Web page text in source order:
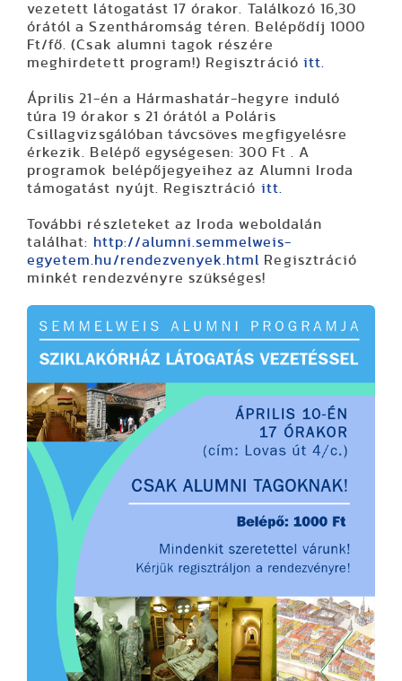
vezetett látogatást 17 órakor. Találkozó 16,30
órától a Szentháromság téren. Belépődíj 1000
Ft/fő. (Csak alumni tagok részére
meghirdetett program!) Regisztráció itt.
Április 21-én a Hármashatár-hegyre induló
túra 19 órakor s 21 órától a Poláris
Csillagvizsgálóban távcsöves megfigyelésre
érkezik. Belépő egységesen: 300 Ft . A
programok belépőjegyeihez az Alumni Iroda
támogatást nyújt. Regisztráció itt.
További részleteket az Iroda weboldalán
találhat: http://alumni.semmelweis-
egyetem.hu/rendezvenyek.html Regisztráció
minkét rendezvényre szükséges!